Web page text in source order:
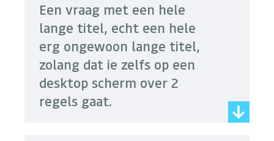
Een vraag met een hele
lange titel, echt een hele
erg ongewoon lange titel,
zolang dat ie zelfs op een
desktop scherm over 2
regels gaat.